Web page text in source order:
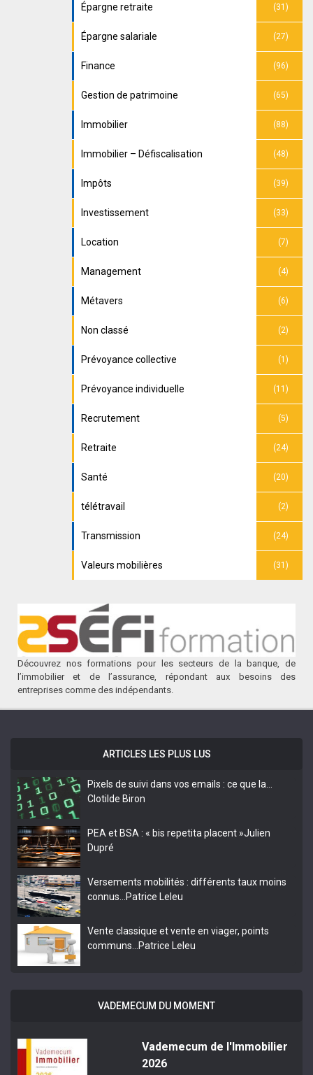
Épargne retraite (31)
Épargne salariale (27)
Finance (96)
Gestion de patrimoine (65)
Immobilier (88)
Immobilier – Défiscalisation (48)
Impôts (39)
Investissement (33)
Location (7)
Management (4)
Métavers (6)
Non classé (2)
Prévoyance collective (1)
Prévoyance individuelle (11)
Recrutement (5)
Retraite (24)
Santé (20)
télétravail (2)
Transmission (24)
Valeurs mobilières (31)
Découvrez nos formations pour les secteurs de la banque, de
l’immobilier et de l’assurance, répondant aux besoins des
entreprises comme des indépendants.
ARTICLES LES PLUS LUS
Pixels de suivi dans vos emails : ce que la…
Clotilde Biron
PEA et BSA : « bis repetita placent »Julien
Dupré
Versements mobilités : différents taux moins
connus…Patrice Leleu
Vente classique et vente en viager, points
communs…Patrice Leleu
VADEMECUM DU MOMENT
Vademecum de l'Immobilier
2026